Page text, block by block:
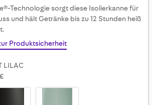
of
the
gallery
Technologie sorgt diese Isolierkanne für
und hält Getränke bis zu 12 Stunden heiß
Produktsicherheit
LILAC